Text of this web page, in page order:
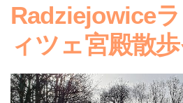
Radziejowice
ィツェ宮殿散